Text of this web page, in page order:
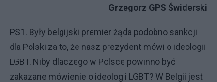
Grzegorz GPS Świderski
PS1. Były belgijski premier żąda podobno sankcji
dla Polski za to, że nasz prezydent mówi o ideologii
LGBT. Niby dlaczego w Polsce powinno być
zakazane mówienie o ideologii LGBT? W Belgii jest